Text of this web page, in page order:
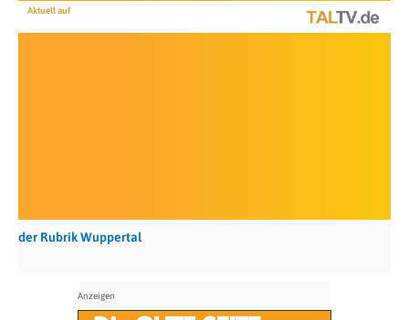
Aktuell auf
der Rubrik Wuppertal